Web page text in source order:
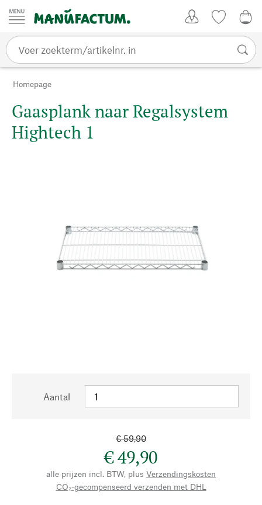
Passer au contenu
Homepage
Gaasplank naar Regalsystem
Hightech 1
Aantal
€ 59,90
€ 49,90
alle prijzen incl. BTW, plus Verzendingskosten
CO₂-gecompenseerd verzenden met DHL